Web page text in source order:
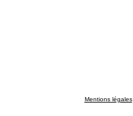
Mentions légales